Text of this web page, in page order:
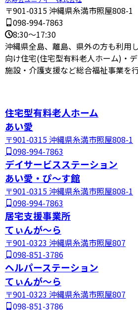
〒901-0315 沖縄県糸満市照屋808-1
098-994-7863
8:30～17:30
沖縄県全島、離島、県外の方も利用
向け住宅(住宅型有料老人ホーム)・
施設・介護支援など総合福祉事業を行
住宅型有料老人ホーム
あい愛
〒901-0315 沖縄県糸満市照屋808-1
098-994-7863
デイサービスステーション
あい愛・ぴ～す館
〒901-0315 沖縄県糸満市照屋808-1
098-994-7863
居宅支援事業所
てぃんが～ら
〒901-0323 沖縄県糸満市照屋807
098-851-3786
ヘルパーステーション
てぃんが～ら
〒901-0323 沖縄県糸満市照屋807
098-851-3786